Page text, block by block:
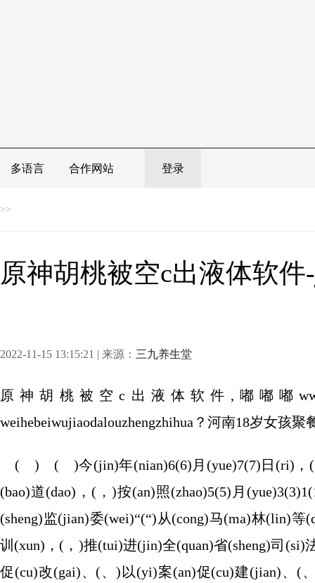
多语言 合作网站 登录
>>
原神胡桃被空c出液体软
2022-11-15 13:15:21 | 来源： 三九养生堂
原神胡桃被空c出液体软件,嘟嘟嘟www
weihebeiwujiaodalouzhengzhihua？河南18岁女孩
( ) ( )今(jin)年(nian)6(6)月(yue)7(7)日(ri)，(
(bao)道(dao)，(，)按(an)照(zhao)5(5)月
(sheng)监(jian)委(wei)“(“)从(cong)马(ma)林(lin)
训(xun)，(，)推(tui)进(jin)全(quan)省(sheng)司
促(cu)改(gai)、(、)以(yi)案(an)促(cu)建(jian)、(